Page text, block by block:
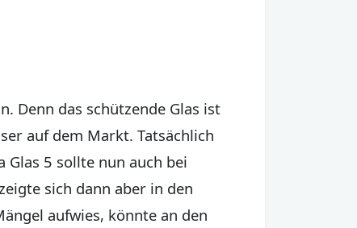
Denn das schützende Glas ist
auf dem Markt. Tatsächlich
Glas 5 sollte nun auch bei
sich dann aber in den
aufwies, könnte an den